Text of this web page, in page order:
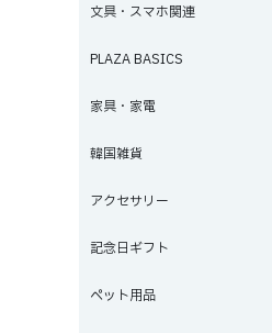
文具・スマホ関連
PLAZA BASICS
家具・家電
韓国雑貨
アクセサリー
記念日ギフト
ペット用品